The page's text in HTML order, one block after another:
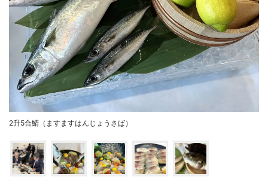
2升5合鯖（ますますはんじょうさば）